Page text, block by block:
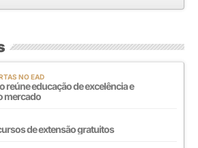
NO EAD
reúne educação de excelência e
mercado
de extensão gratuitos